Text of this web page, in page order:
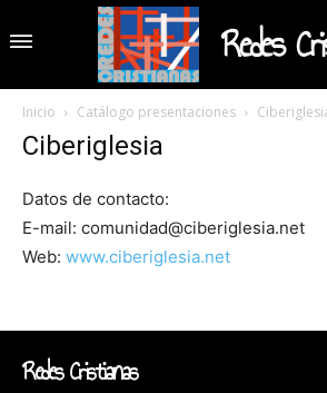
Redes
Inicio Catálogo presentaciones
Ciberiglesia
Datos de contacto:
E-mail: comunidad@ciberiglesia.net
Web: www.ciberiglesia.net
Redes Cristianas